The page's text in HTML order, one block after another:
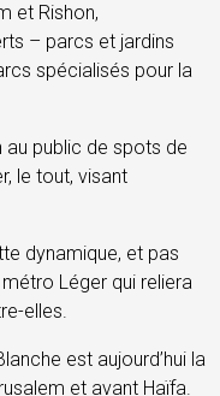
et Rishon,
– parcs et jardins
spécialisés pour la
public de spots de
le tout, visant
dynamique, et pas
Léger qui reliera
elles.
est aujourd’hui la
et avant Haïfa.